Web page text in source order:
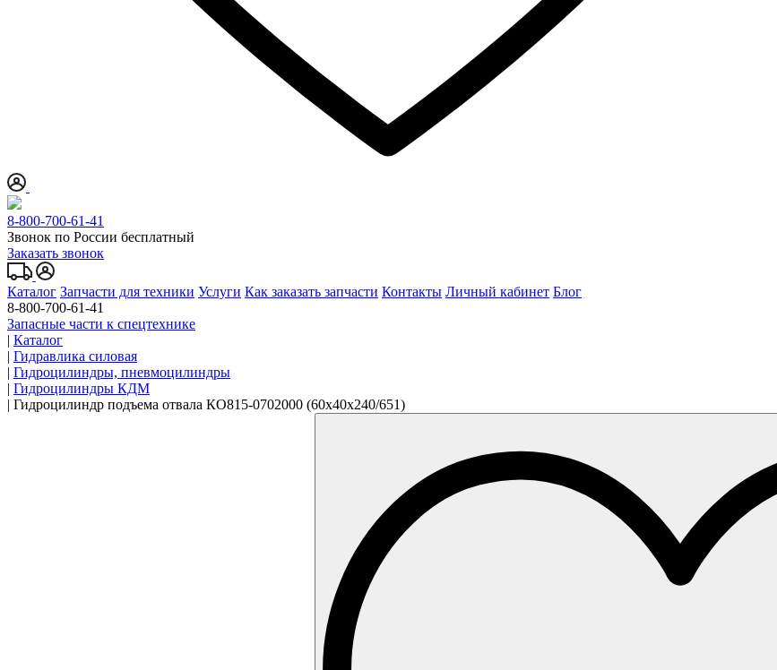
8-800-700-61-41
Звонок по России бесплатный
Заказать звонок
Каталог Запчасти для техники Услуги Как заказать запчасти Контакты Личный кабинет Блог
8-800-700-61-41
Запасные части к спецтехнике
| Каталог
| Гидравлика силовая
| Гидроцилиндры, пневмоцилиндры
| Гидроцилиндры КДМ
| Гидроцилиндр подъема отвала КО815-0702000 (60x40x240/651)